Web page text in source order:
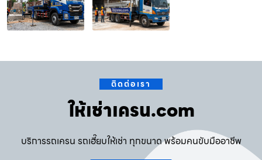
ติดต่อเรา
ให้เช่าเครน.com
บริการรถเครน รถเฮี๊ยบให้เช่า ทุกขนาด พร้อมคนขับมืออาชีพ